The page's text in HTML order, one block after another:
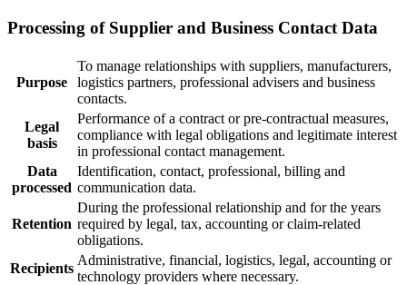
Processing of Supplier and Business Contact Data
Purpose
To manage relationships with suppliers, manufacturers,
logistics partners, professional advisers and business
contacts.
Legal
basis
Performance of a contract or pre-contractual measures,
compliance with legal obligations and legitimate interest
in professional contact management.
Data
processed
Identification, contact, professional, billing and
communication data.
Retention
During the professional relationship and for the years
required by legal, tax, accounting or claim-related
obligations.
Recipients
Administrative, financial, logistics, legal, accounting or
technology providers where necessary.